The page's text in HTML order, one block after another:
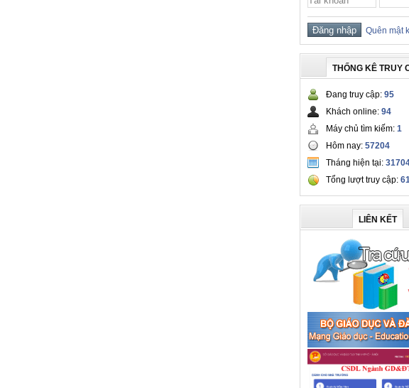
Quên mật
THỐNG KÊ TRUY
Đang truy cập: 95
Khách online: 94
Máy chủ tìm kiếm: 1
Hôm nay: 57204
Tháng hiện tại:
Tổng lượt truy cập:
LIÊN KẾT